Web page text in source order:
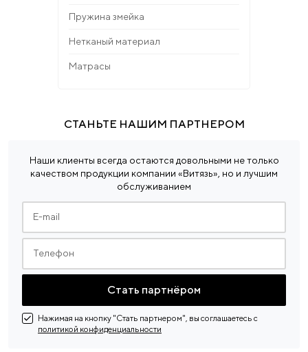
Пружина змейка
Нетканый материал
Матрасы
СТАНЬТЕ НАШИМ ПАРТНЕРОМ
Наши клиенты всегда остаются довольными не только
качеством продукции компании «Витязь», но и лучшим
обслуживанием
Стать партнёром
Нажимая на кнопку "Стать партнером", вы соглашаетесь с
политикой конфиденциальности